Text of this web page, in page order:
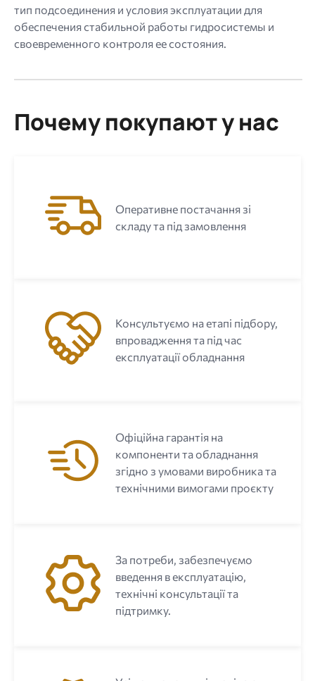
тип подсоединения и условия эксплуатации для
обеспечения стабильной работы гидросистемы и
своевременного контроля ее состояния.
Почему покупают у нас
Оперативне постачання зі
складу та під замовлення
Консультуємо на етапі підбору,
впровадження та під час
експлуатації обладнання
Офіційна гарантія на
компоненти та обладнання
згідно з умовами виробника та
технічними вимогами проєкту
За потреби, забезпечуємо
введення в експлуатацію,
технічні консультації та
підтримку.